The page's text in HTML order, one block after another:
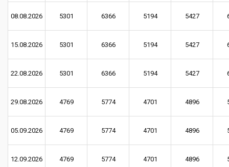
08.08.2026 5301 6366 5194 5427
15.08.2026 5301 6366 5194 5427
22.08.2026 5301 6366 5194 5427
29.08.2026 4769 5774 4701 4896
05.09.2026 4769 5774 4701 4896
12.09.2026 4769 5774 4701 4896